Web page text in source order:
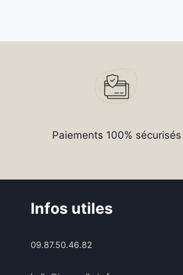
Paiements 100% sécurisés
Infos utiles
09.87.50.46.82